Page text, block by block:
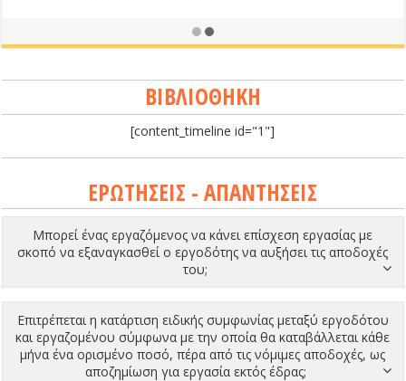
ΒΙΒΛΙΟΘΗΚΗ
[content_timeline id="1"]
ΕΡΩΤΗΣΕΙΣ - ΑΠΑΝΤΗΣΕΙΣ
Μπορεί ένας εργαζόμενος να κάνει επίσχεση εργασίας με
σκοπό να εξαναγκασθεί ο εργοδότης να αυξήσει τις αποδοχές
του;
Επιτρέπεται η κατάρτιση ειδικής συμφωνίας μεταξύ εργοδότου
και εργαζομένου σύμφωνα με την οποία θα καταβάλλεται κάθε
μήνα ένα ορισμένο ποσό, πέρα από τις νόμιμες αποδοχές, ως
αποζημίωση για εργασία εκτός έδρας;